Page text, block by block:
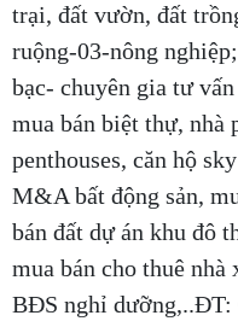
trại, đất vườn, đất
ruộng-03-nông
bạc- chuyên gia tư
mua bán biệt thự, nhà
penthouses, căn hộ
M&A bất động sản,
bán đất dự án khu đô
mua bán cho thuê
BĐS nghỉ dưỡng,..ĐT: